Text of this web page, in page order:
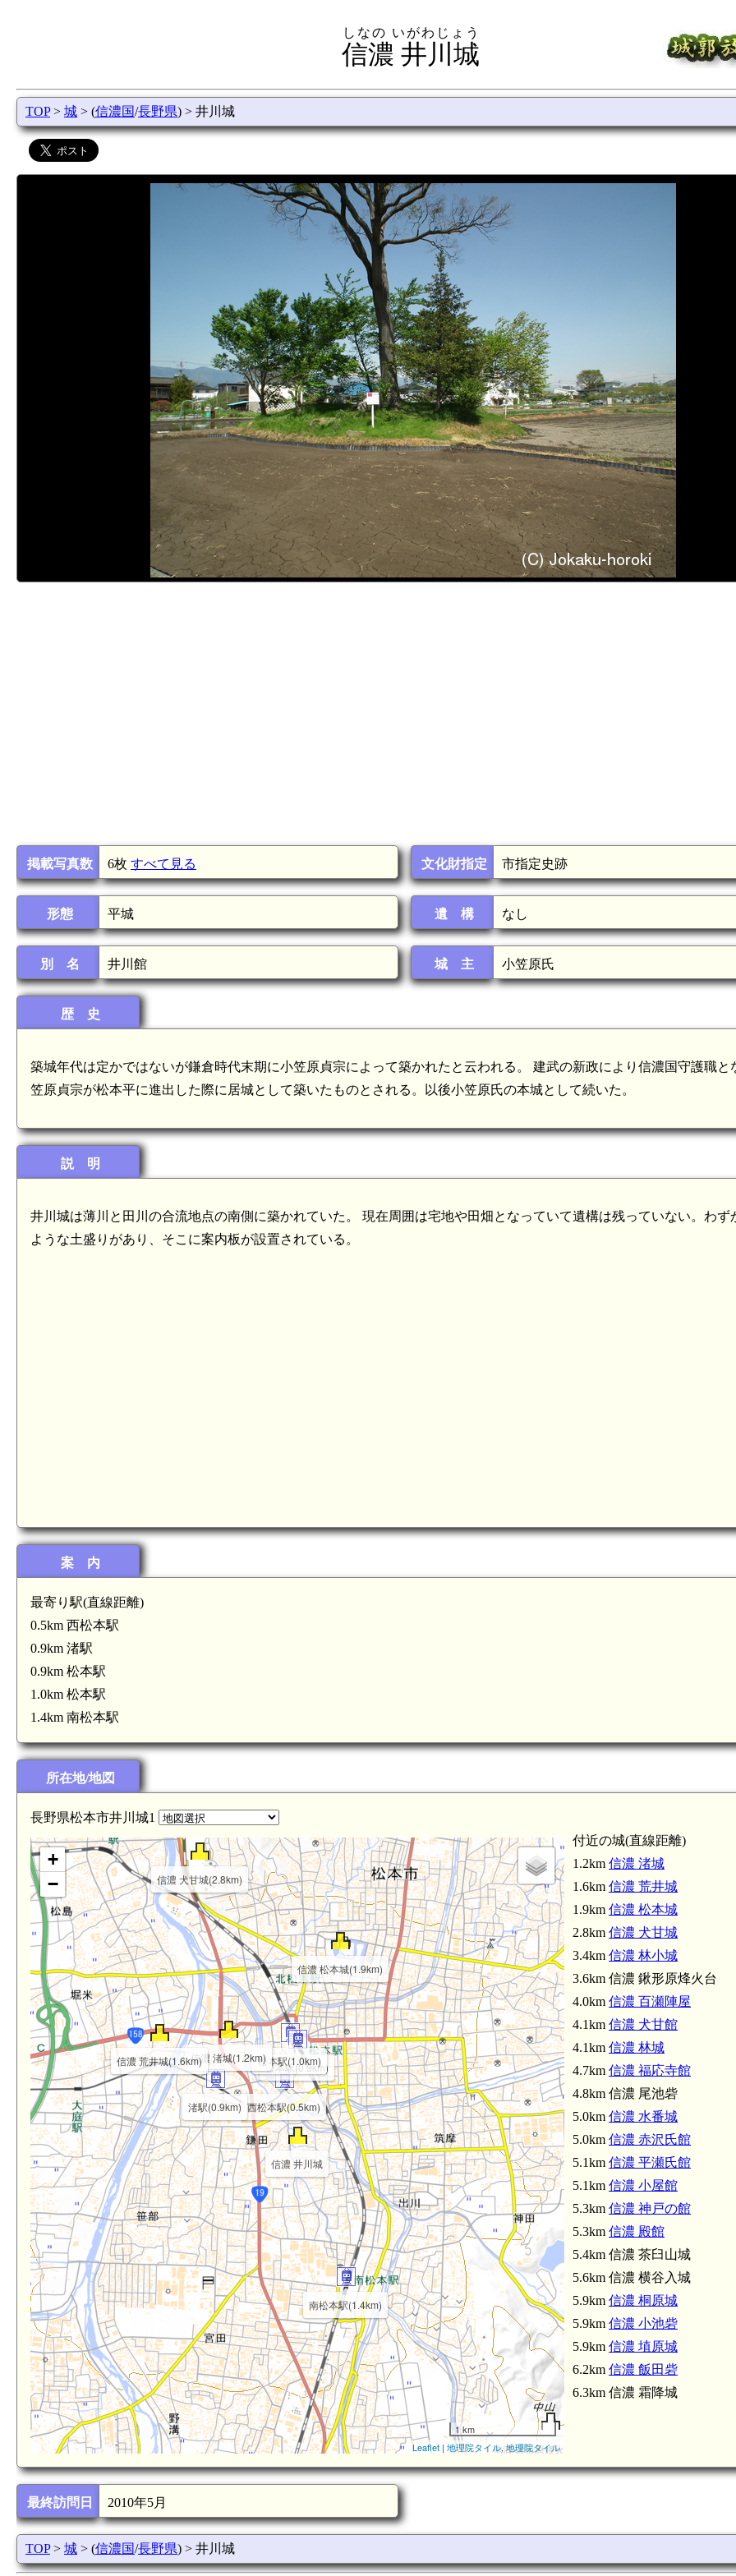
信濃 井川城
しなの いがわじょう
TOP> 城 > (信濃国/長野県) > 井川城
掲載写真数 6枚 すべて見る
形態 平城
別 名 井川館
文化財指定 市指定史跡
遺 構 なし
城 主 小笠原氏
歴 史
築城年代は定かではないが鎌倉時代末期に小笠原貞宗によって築かれたと云われる。 建武の新政により信濃国守護職と
笠原貞宗が松本平に進出した際に居城として築いたものとされる。以後小笠原氏の本城として続いた。
説 明
井川城は薄川と田川の合流地点の南側に築かれていた。 現在周囲は宅地や田畑となっていて遺構は残っていない。わず
ような土盛りがあり、そこに案内板が設置されている。
案 内
最寄り駅(直線距離)
0.5km 西松本駅
0.9km 渚駅
0.9km 松本駅
1.0km 松本駅
1.4km 南松本駅
所在地/地図
長野県松本市井川城1
西松本駅(0.5km)
渚駅(0.9km)
松本駅(0.9km)
松本駅(1.0km)
南松本駅(1.4km)
信濃 井川城
信濃 渚城(1.2km)
信濃 荒井城(1.6km)
信濃 松本城(1.9km)
信濃 犬甘城(2.8km)
信濃 林小城(3.4km)
信濃 鍬形原烽火台(3.6km)
信濃 犬甘館(4.1km)
信濃 平瀬氏館(5.1km)
+
−
1 km
Leaflet | 地理院タイル,地理院タイル
付近の城(直線距離)
1.2km 信濃 渚城
1.6km 信濃 荒井城
1.9km 信濃 松本城
2.8km 信濃 犬甘城
3.4km 信濃 林小城
3.6km 信濃 鍬形原烽火台
4.0km 信濃 百瀬陣屋
4.1km 信濃 犬甘館
4.1km 信濃 林城
4.7km 信濃 福応寺館
4.8km 信濃 尾池砦
5.0km 信濃 水番城
5.0km 信濃 赤沢氏館
5.1km 信濃 平瀬氏館
5.1km 信濃 小屋館
5.3km 信濃 神戸の館
5.3km 信濃 殿館
5.4km 信濃 茶臼山城
5.6km 信濃 横谷入城
5.9km 信濃 桐原城
5.9km 信濃 小池砦
5.9km 信濃 埴原城
6.2km 信濃 飯田砦
6.3km 信濃 霜降城
最終訪問日 2010年5月
TOP> 城 > (信濃国/長野県) > 井川城